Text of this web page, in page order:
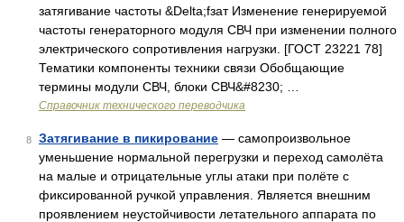
затягивание частоты &Delta;fзат Изменение генерируемой
частоты генераторного модуля СВЧ при изменении полного
электрического сопротивления нагрузки. [ГОСТ 23221 78]
Тематики компоненты техники связи Обобщающие
термины модули СВЧ, блоки СВЧ&#8230; …
Справочник технического переводчика
8 Затягивание в пикирование — самопроизвольное
уменьшение нормальной перегрузки и переход самолёта
на малые и отрицательные углы атаки при полёте с
фиксированной ручкой управления. Является внешним
проявлением неустойчивости летательного аппарата по